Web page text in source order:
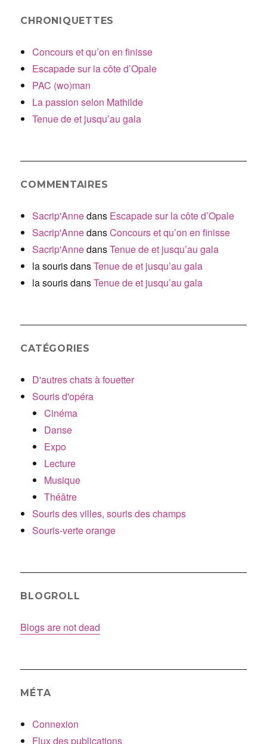
CHRONIQUETTES
Concours et qu’on en finisse
Escapade sur la côte d’Opale
PAC (wo)man
La passion selon Mathilde
Tenue de et jusqu’au gala
COMMENTAIRES
Sacrip'Annedans Escapade sur la côte d’Opale
Sacrip'AnnedansConcours et qu’on en finisse
Sacrip'AnnedansTenue de et jusqu’au gala
la sourisdansTenue de et jusqu’au gala
la sourisdansTenue de et jusqu’au gala
CATÉGORIES
D'autres chats à fouetter
Souris d'opéra
Cinéma
Danse
Expo
Lecture
Musique
Théâtre
Souris des villes, souris des champs
Souris-verte orange
BLOGROLL
Blogs are not dead
MÉTA
Connexion
Flux des publications